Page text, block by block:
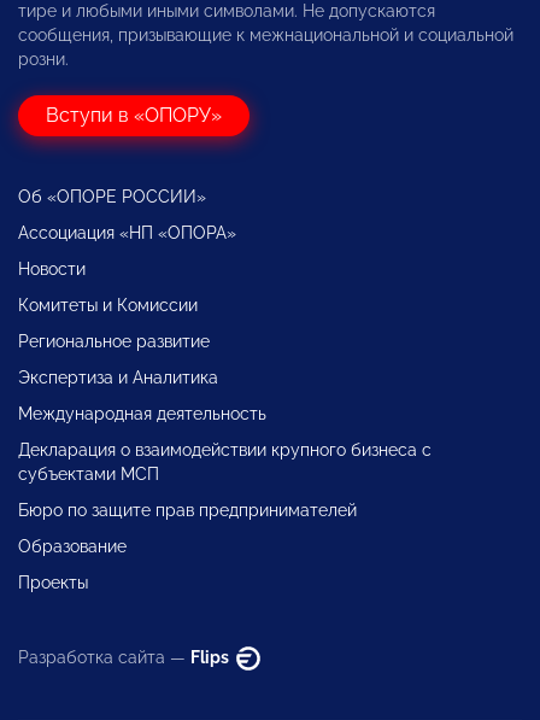
тире и любыми иными символами. Не допускаются
сообщения, призывающие к межнациональной и социальной
розни.
Вступи в «ОПОРУ»
Об «ОПОРЕ РОССИИ»
Ассоциация «НП «ОПОРА»
Новости
Комитеты и Комиссии
Региональное развитие
Экспертиза и Аналитика
Международная деятельность
Декларация о взаимодействии крупного бизнеса с
субъектами МСП
Бюро по защите прав предпринимателей
Образование
Проекты
Разработка сайта — Flips